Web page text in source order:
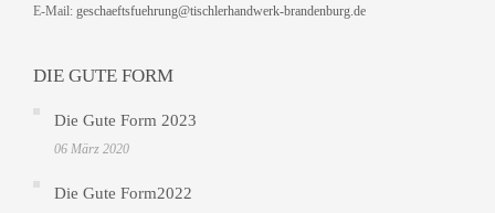
E-Mail: geschaeftsfuehrung@tischlerhandwerk-brandenburg.de
DIE GUTE FORM
Die Gute Form 2023
06 März 2020
Die Gute Form2022